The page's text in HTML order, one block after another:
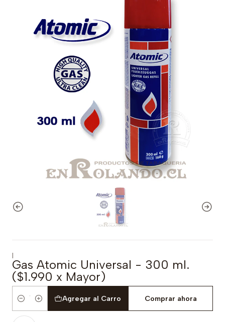
|
Gas Atomic Universal - 300 ml.
($1.990 x Mayor)
Cantidad
Agregar al Carro Comprar ahora